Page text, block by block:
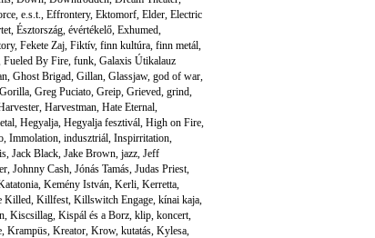
, e.s.t., Effrontery, Ektomorf, Elder, Electric
, Észtország, évértékelő, Exhumed,
, Fekete Zaj, Fiktív, finn kultúra, finn metál,
Fueled By Fire, funk, Galaxis Útikalauz
, Ghost Brigad, Gillan, Glassjaw, god of war,
Gorilla, Greg Puciato, Greip, Grieved, grind,
, Harvestman, Hate Eternal,
, Hegyalja, Hegyalja fesztivál, High on Fire,
, Immolation, indusztriál, Inspirritation,
, Jack Black, Jake Brown, jazz, Jeff
, Johnny Cash, Jónás Tamás, Judas Priest,
, Kemény István, Kerli, Kerretta,
Killed, Killfest, Killswitch Engage, kínai kaja,
, Kiscsillag, Kispál és a Borz, klip, koncert,
, Krampüs, Kreator, Krow, kutatás, Kylesa,